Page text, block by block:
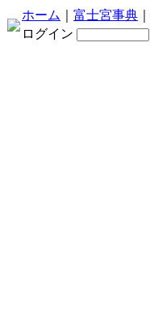
ホーム 富士宮事典
ログイン